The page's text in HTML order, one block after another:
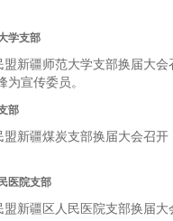
学支部
盟新疆师范大学支部换届大
为宣传委员。
部
盟新疆煤炭支部换届大会召
医院支部
盟新疆区人民医院支部换届